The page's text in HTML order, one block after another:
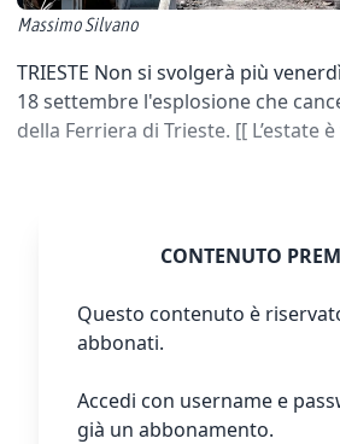
Massimo Silvano
TRIESTE Non si svolgerà più
18 settembre l'esplosione che
della Ferriera di Trieste. [[ L’estate
CONTENUTO
Questo contenuto è
abbonati.
Accedi con username e
già un abbonamento.